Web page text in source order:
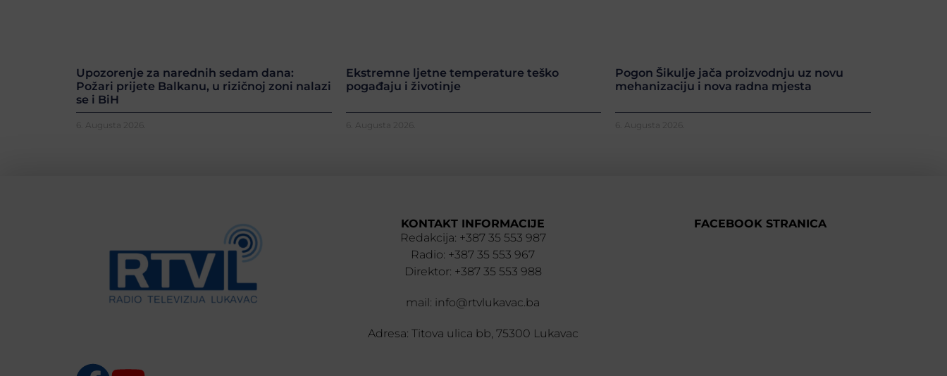
Upozorenje za narednih sedam dana:
Požari prijete Balkanu, u rizičnoj zoni nalazi
se i BiH
6. Augusta 2026.
Ekstremne ljetne temperature teško
pogađaju i životinje
6. Augusta 2026.
Pogon Šikulje jača proizvodnju uz novu
mehanizaciju i nova radna mjesta
6. Augusta 2026.
KONTAKT INFORMACIJE
Redakcija: +387 35 553 987
Radio: +387 35 553 967
Direktor: +387 35 553 988
mail: info@rtvlukavac.ba
Adresa: Titova ulica bb, 75300 Lukavac
FACEBOOK STRANICA